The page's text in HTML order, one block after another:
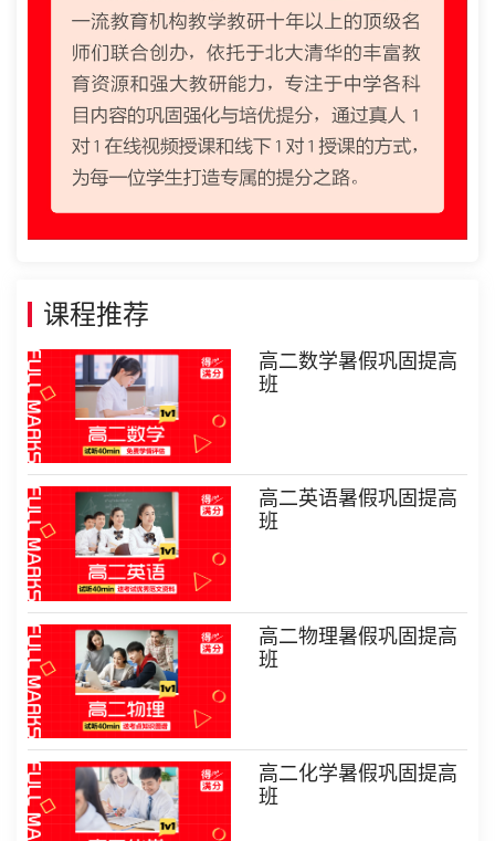
课程推荐
高二数学暑假巩固提高
班
高二英语暑假巩固提高
班
高二物理暑假巩固提高
班
高二化学暑假巩固提高
班